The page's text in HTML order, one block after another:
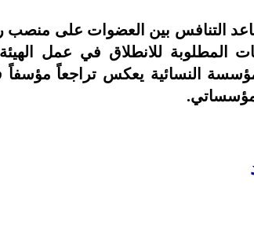
التنافس بين العضوات على منصب
المطلوبة للانطلاق في عمل
النسائية يعكس تراجعاً